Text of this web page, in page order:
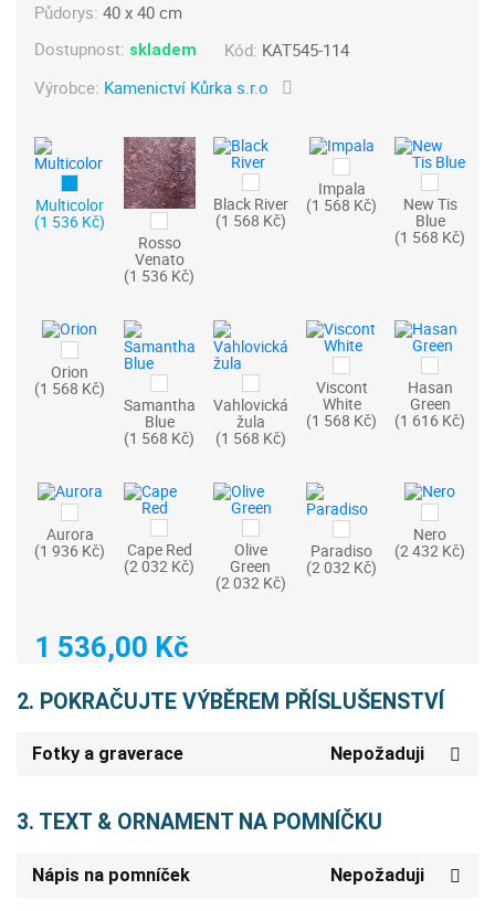
Půdorys:40 x 40 cm
Dostupnost: skladem Kód: KAT545-114
Výrobce: Kamenictví Kůrka s.r.o
Multicolor
(1 536 Kč)
Rosso
Venato
(1 536 Kč)
Black River
(1 568 Kč)
Impala
(1 568 Kč) New Tis
Blue
(1 568 Kč)
Orion
(1 568 Kč)
Samantha
Blue
(1 568 Kč)
Vahlovická
žula
(1 568 Kč)
Viscont
White
(1 568 Kč)
Hasan
Green
(1 616 Kč)
Aurora
(1 936 Kč) Cape Red
(2 032 Kč)
Olive
Green
(2 032 Kč)
Paradiso
(2 032 Kč)
Nero
(2 432 Kč)
1 536,00 Kč
2. POKRAČUJTE VÝBĚREM PŘÍSLUŠENSTVÍ
Fotky a graverace Nepožaduji
3. TEXT & ORNAMENT NA POMNÍČKU
Nápis na pomníček Nepožaduji